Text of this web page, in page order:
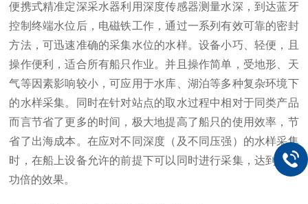
便携式精准定深采水器利用深度传感器测量水深，到达蓝牙
控制终端水位后，电磁铁工作，通过一系列有效可靠的密封
方法，可迅速准确的采集水位的水样。设备小巧、轻便，且
操作便利，适合所有船只作业。并且操作简单，受地形、天
气等因素影响较小，可应用于水库、湖泊等多种复杂环境下
的水样采集。同时在针对站点的取水过程中相对于同类产品
而言节省了更多的时间，极大地提高了船只的使用效率，节
省了出海成本。在应对不同深度（及不同压强）的水样采集
时，在船上设备允许的前提下可以同时进行采集，达到事半
功倍的效果。